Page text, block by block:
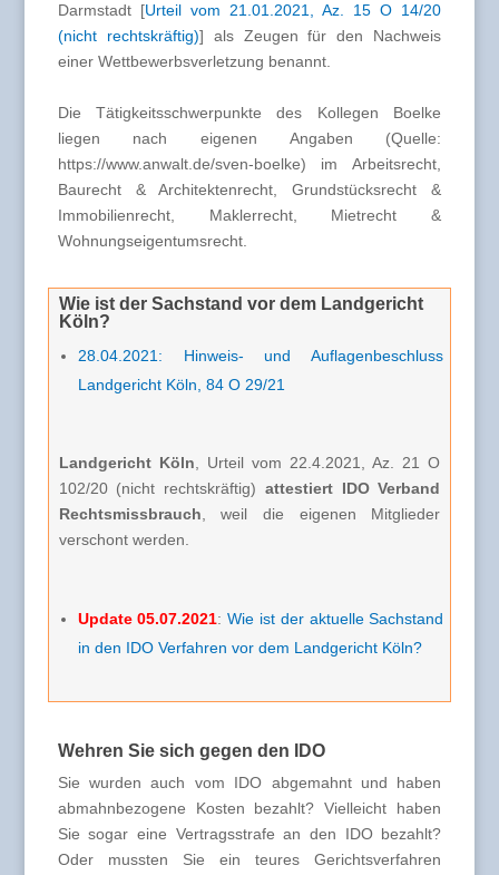
Darmstadt [Urteil vom 21.01.2021, Az. 15 O 14/20
(nicht rechtskräftig)] als Zeugen für den Nachweis
einer Wettbewerbsverletzung benannt.
Die Tätigkeitsschwerpunkte des Kollegen Boelke
liegen nach eigenen Angaben (Quelle:
https://www.anwalt.de/sven-boelke) im Arbeitsrecht,
Baurecht & Architektenrecht, Grundstücksrecht &
Immobilienrecht, Maklerrecht, Mietrecht &
Wohnungseigentumsrecht.
Wie ist der Sachstand vor dem Landgericht
Köln?
28.04.2021: Hinweis- und Auflagenbeschluss
Landgericht Köln, 84 O 29/21
Landgericht Köln, Urteil vom 22.4.2021, Az. 21 O
102/20 (nicht rechtskräftig) attestiert IDO Verband
Rechtsmissbrauch, weil die eigenen Mitglieder
verschont werden.
Update 05.07.2021:Wie ist der aktuelle Sachstand
in den IDO Verfahren vor dem Landgericht Köln?
Wehren Sie sich gegen den IDO
Sie wurden auch vom IDO abgemahnt und haben
abmahnbezogene Kosten bezahlt? Vielleicht haben
Sie sogar eine Vertragsstrafe an den IDO bezahlt?
Oder mussten Sie ein teures Gerichtsverfahren